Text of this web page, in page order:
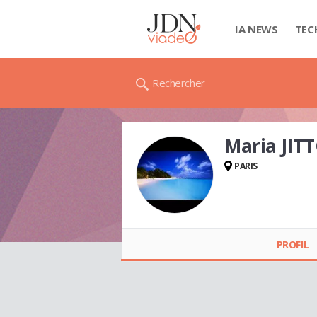
IA NEWS
Rechercher
Maria
PARIS
PROFIL